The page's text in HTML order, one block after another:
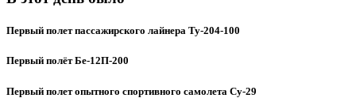
Первый полет пассажирского лайнера Ту-204-100
Первый полёт Бе-12П-200
Первый полет опытного спортивного самолета Су-29